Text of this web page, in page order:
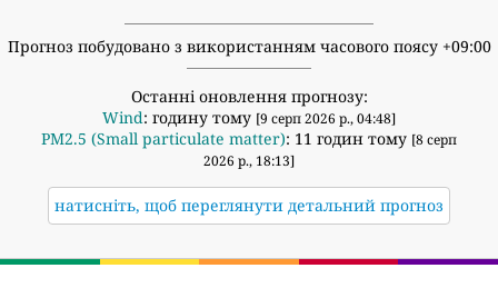
Прогноз побудовано з використанням часового поясу +09:00
Останні оновлення прогнозу:
Wind: годину тому [9 серп 2026 р., 04:48]
PM2.5 (Small particulate matter): 11 годин тому [8 серп
2026 р., 18:13]
натисніть, щоб переглянути детальний прогноз